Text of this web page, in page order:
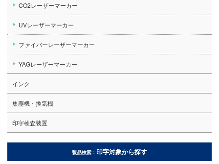
CO2レーザーマーカー
UVレーザーマーカー
ファイバーレーザーマーカー
YAGレーザーマーカー
インク
集塵機・換気機
印字検査装置
製品検索： 印字対象から探す